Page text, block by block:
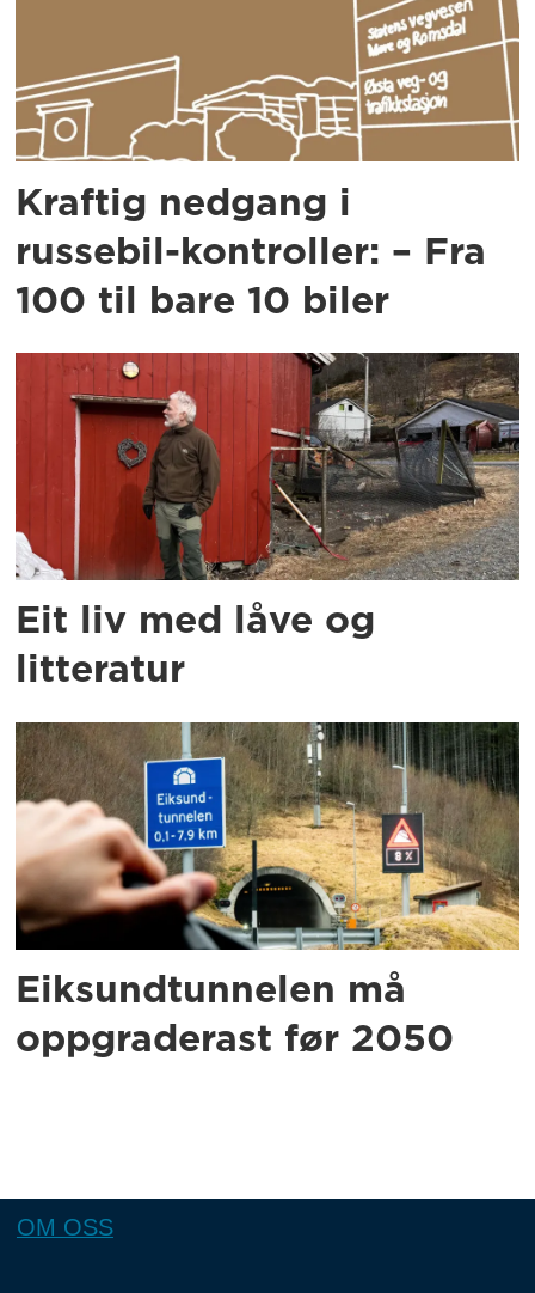
Kraftig nedgang i
russebil-kontroller: – Fra
100 til bare 10 biler
Eit liv med låve og
litteratur
Eiksundtunnelen må
oppgraderast før 2050
OM OSS